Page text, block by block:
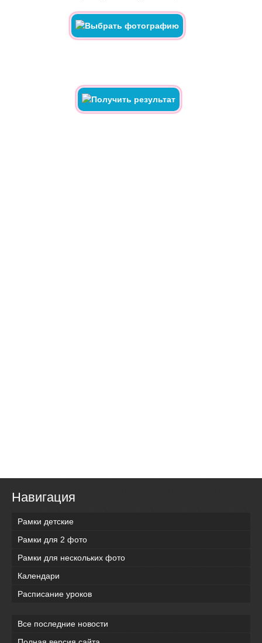
Навигация
Рамки детские
Рамки для 2 фото
Рамки для нескольких фото
Календари
Расписание уроков
Все последние новости